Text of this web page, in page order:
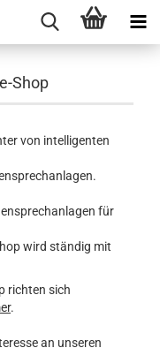
Shop
von intelligenten
für
wird ständig mit
richten sich
.
an unseren